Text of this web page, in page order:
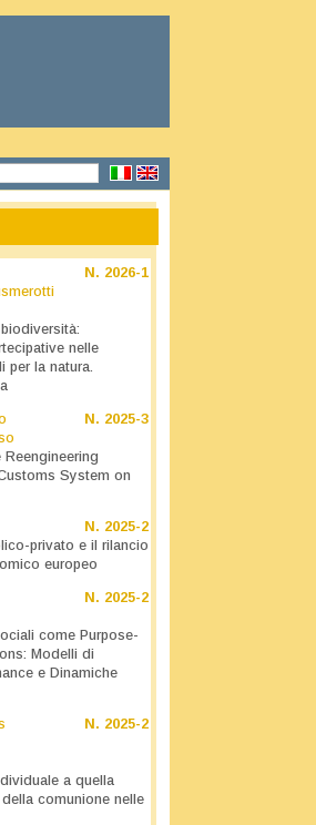
N. 2026-1
nelle
per la natura.
N. 2025-3
System on
N. 2025-2
privato e il rilancio
europeo
N. 2025-2
come Purpose-
Modelli di
e Dinamiche
N. 2025-2
a quella
comunione nelle